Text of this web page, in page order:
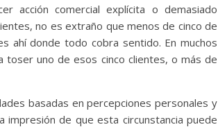
acción comercial explícita o demasiado
no es extraño que menos de cinco de
ahí donde todo cobra sentido. En muchos
toser uno de esos cinco clientes, o más de
basadas en percepciones personales y
de que esta circunstancia puede